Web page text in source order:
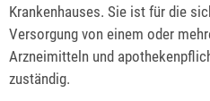
Krankenhauses. Sie ist für die
Versorgung von einem oder
Arzneimitteln und
zuständig.